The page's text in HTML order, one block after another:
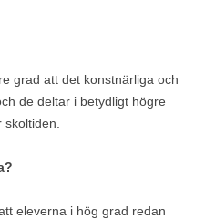
grad att det konstnärliga och
de deltar i betydligt högre
eleverna i hög grad redan